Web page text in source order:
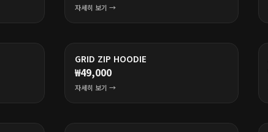
자세히 보기 →
GRID ZIP HOODIE
₩49,000
자세히 보기 →